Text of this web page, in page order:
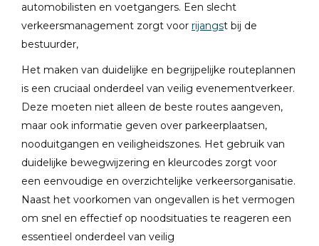
automobilisten en voetgangers. Een slecht
verkeersmanagement zorgt voor rijangst bij de
bestuurder,
Het maken van duidelijke en begrijpelijke routeplannen
is een cruciaal onderdeel van veilig evenementverkeer.
Deze moeten niet alleen de beste routes aangeven,
maar ook informatie geven over parkeerplaatsen,
nooduitgangen en veiligheidszones. Het gebruik van
duidelijke bewegwijzering en kleurcodes zorgt voor
een eenvoudige en overzichtelijke verkeersorganisatie.
Naast het voorkomen van ongevallen is het vermogen
om snel en effectief op noodsituaties te reageren een
essentieel onderdeel van veilig